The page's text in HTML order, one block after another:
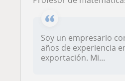
Soy un empresario
años de experiencia
exportación. Mi...